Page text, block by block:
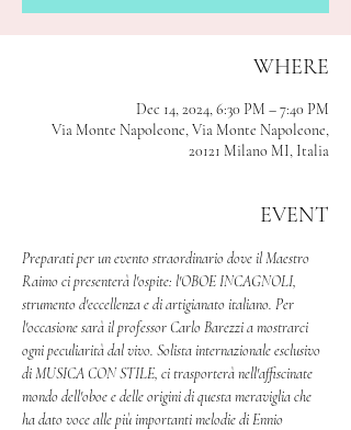
WHERE
Dec 14, 2024, 6:30 PM – 7:40 PM
Via Monte Napoleone, Via Monte Napoleone,
20121 Milano MI, Italia
EVENT
Preparati per un evento straordinario dove il Maestro
Raimo ci presenterà l'ospite: l'OBOE INCAGNOLI,
strumento d'eccellenza e di artigianato italiano. Per
l'occasione sarà il professor Carlo Barezzi a mostrarci
ogni peculiarità dal vivo. Solista internazionale esclusivo
di MUSICA CON STILE, ci trasporterà nell'affiscinate
mondo dell'oboe e delle origini di questa meraviglia che
ha dato voce alle più importanti melodie di Ennio